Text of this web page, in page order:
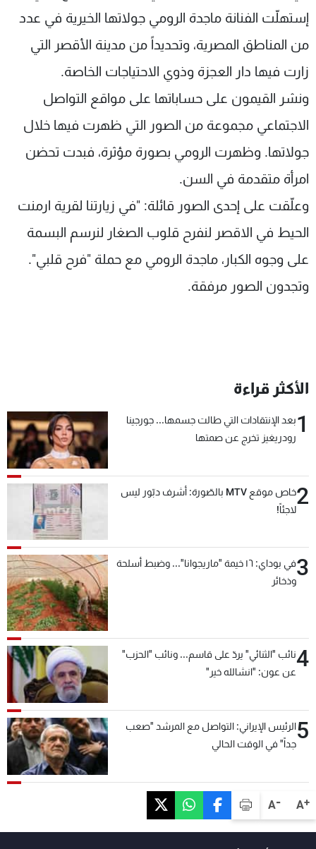
A+
A-
إستهلّت الفنانة ماجدة الرومي جولاتها الخيرية في عدد
من المناطق المصرية، وتحديداً من مدينة الأقصر التي
زارت فيها دار العجزة وذوي الاحتياجات الخاصة.
ونشر القيمون على حساباتها على مواقع التواصل
الاجتماعي مجموعة من الصور التي ظهرت فيها خلال
جولاتها. وظهرت الرومي بصورة مؤثرة، فبدت تحضن
امرأة متقدمة في السن.
وعلّقت على إحدى الصور قائلة: "في زيارتنا لقرية ارمنت
الحيط في الاقصر لنفرح قلوب الصغار لنرسم البسمة
على وجوه الكبار، ماجدة الرومي مع حملة "فرح قلبي".
وتجدون الصور مرفقة.
الأكثر قراءة
1بعد الإنتقادات التي طالت جسمها... جورجينا
رودريغيز تخرج عن صمتها
2
خاص موقع MTV بالصّورة: أشرف دبّور ليس
لاجئاً!
3
في بوداي: ١٦ خيمة "ماريجوانا"... وضبط أسلحة
وذخائر
4نائب "الثنائي" يردّ على قاسم... ونائب "الحزب"
عن عون: "انشالله خير"
5الرئيس الإيراني: التواصل مع المرشد "صعب
جداً" في الوقت الحالي